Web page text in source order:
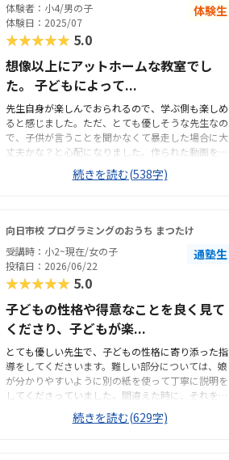
体験者：小4/男の子
体験日：2025/07
体験生
★★★★★ 5.0
想像以上にアットホームな教室でし
た。 子どもによって...
先生自身が楽しんでおられるので、学ぶ側も楽しめ
ると感じました。ただ、とても優しそうな先生なの
で、子供が言うことを聞かなくて暴走した場合に大
丈夫かな？と心配になりました。作られた動画を見
ながら進めていくので、とてもわかりやすいと思い
ました。つまずいても、先生が丁寧にフォローして
いです。教室の場所は若干わかりにくいですが、緑
の旗を立ててくれているので近くまで行けばすぐに
見つけられます。周辺道路もしっかり歩道があるの
で、安全に行けます。普通の家を教室仕様にされて
いるので、おじいちゃんおばあちゃんの家に遊びに
ですが、滑りどめをしっかりしてくれているので手
すりを持てば安全に上り下りできます。部屋は少し
ていて良いと思いました。教室比較をあまりしてい
ないので、正確なところはわかりません。しかし、
妥当な値段設定だと思います。先生が子供と遊ぶこ
とを楽しんでおられる点が良いと感じました。今回
はプログラミング体験でお世話になったのですが、
先生一押しのボードゲームも次回は体験させてもら
続きを読む(538字)
向日市校 プログラミングのおうち まつたけ
受講時：小2~現在/女の子
投稿日：2026/06/22
通塾生
★★★★★ 5.0
子どもの性格や得意なことを良く見て
くださり、子どもが楽...
とても優しい先生で、子どもの性格に寄り添った指
導をしてくださいます。難しい部分については、娘
が分かりやすいように別の紙を使って丁寧に説明を
してくださっていました。間違えた時に、それを先
生が学ぶチャンスとして前向きにとらえてくださる
ことで、子どもも楽しく通えているのだと感じま
続きを読む(629字)